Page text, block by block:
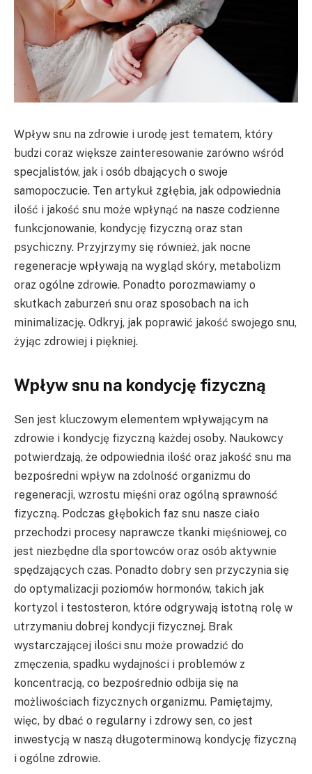
Wpływ snu na zdrowie i urodę jest tematem, który
budzi coraz większe zainteresowanie zarówno wśród
specjalistów, jak i osób dbających o swoje
samopoczucie. Ten artykuł zgłębia, jak odpowiednia
ilość i jakość snu może wpłynąć na nasze codzienne
funkcjonowanie, kondycję fizyczną oraz stan
psychiczny. Przyjrzymy się również, jak nocne
regeneracje wpływają na wygląd skóry, metabolizm
oraz ogólne zdrowie. Ponadto porozmawiamy o
skutkach zaburzeń snu oraz sposobach na ich
minimalizację. Odkryj, jak poprawić jakość swojego snu,
żyjąc zdrowiej i piękniej.
Wpływ snu na kondycję fizyczną
Sen jest kluczowym elementem wpływającym na
zdrowie i kondycję fizyczną każdej osoby. Naukowcy
potwierdzają, że odpowiednia ilość oraz jakość snu ma
bezpośredni wpływ na zdolność organizmu do
regeneracji, wzrostu mięśni oraz ogólną sprawność
fizyczną. Podczas głębokich faz snu nasze ciało
przechodzi procesy naprawcze tkanki mięśniowej, co
jest niezbędne dla sportowców oraz osób aktywnie
spędzających czas. Ponadto dobry sen przyczynia się
do optymalizacji poziomów hormonów, takich jak
kortyzol i testosteron, które odgrywają istotną rolę w
utrzymaniu dobrej kondycji fizycznej. Brak
wystarczającej ilości snu może prowadzić do
zmęczenia, spadku wydajności i problemów z
koncentracją, co bezpośrednio odbija się na
możliwościach fizycznych organizmu. Pamiętajmy,
więc, by dbać o regularny i zdrowy sen, co jest
inwestycją w naszą długoterminową kondycję fizyczną
i ogólne zdrowie.